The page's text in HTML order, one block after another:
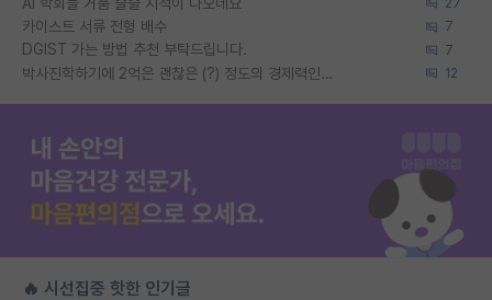
27
카이스트 서류 전형 배수 7
DGIST 가는 방법 추천 부탁드립니다. 7
박사진학하기에 2억은 괜찮은 (?) 정도의 경제력인가요 12
🔥 시선집중 핫한 인기글